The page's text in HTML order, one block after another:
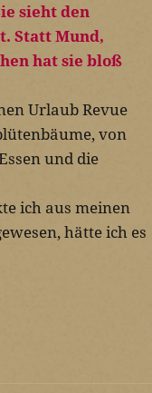
Urlaub Revue
von
und die
ich aus meinen
hätte ich es